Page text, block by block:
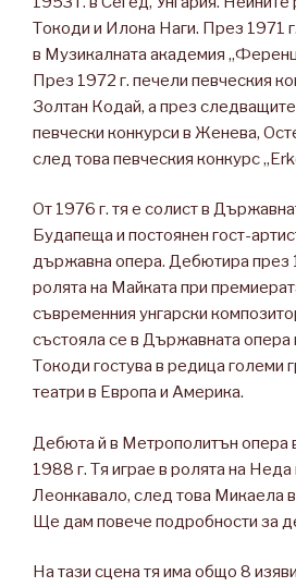
Токоди и Илона Наги. През 1971
в Музикалната академия
През 1972 г. печели певческия
Золтан Кодай, а през
певчески конкурси в Женева,
след това певческия конкурс
От 1976 г. тя е солист в
Будапеща и постоянен гост-
държавна опера. Дебютира през
ролята на Майката при
съвременния унгарски
състояла се в Държавната
Токоди гостува в редица големи
театри в Европа и Америка.
Дебюта й в Метрополитън опера
1988 г. Тя играе в ролята на Неда
Леонкавало, след това Микаела
Ще дам повече подробности за
На тази сцена тя има общо 8